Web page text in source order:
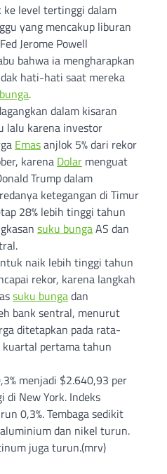
ke level tertinggi dalam
yang mencakup liburan
Jerome Powell
bahwa ia mengharapkan
hati-hati saat mereka
.
dalam kisaran
lalu karena investor
Emasanjlok 5% dari rekor
karena Dolar menguat
Trump dalam
ketegangan di Timur
28% lebih tinggi tahun
suku bungaAS dan
naik lebih tinggi tahun
rekor, karena langkah
suku bungadan
bank sentral, menurut
ditetapkan pada rata-
kuartal pertama tahun
menjadi $2.640,93 per
di New York. Indeks
0,3%. Tembaga sedikit
dan nikel turun.
juga turun.(mrv)